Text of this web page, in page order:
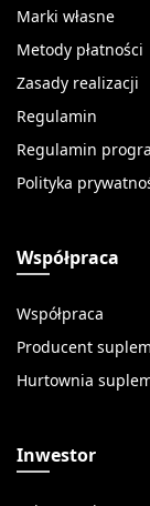
Marki własne
Metody płatności
Zasady realizacji
Regulamin
Regulamin
Polityka
Współpraca
Współpraca
Producent
Hurtownia
Inwestor